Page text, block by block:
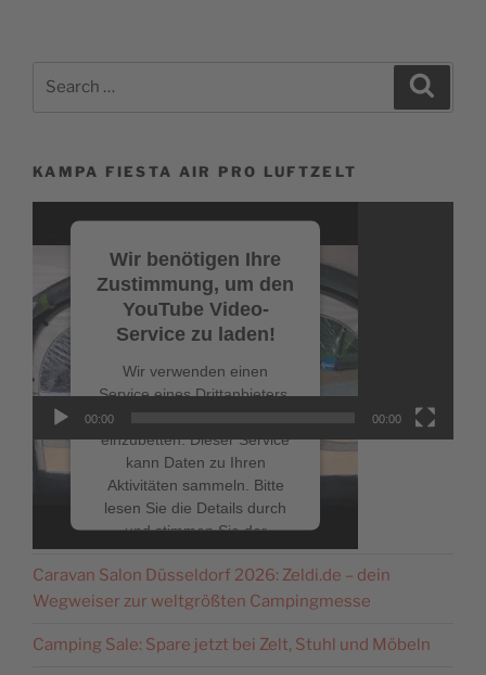
KAMPA FIESTA AIR PRO LUFTZELT
Wir benötigen Ihre
Zustimmung, um den
YouTube Video-
Service zu laden!
Wir verwenden einen
Service eines Drittanbieters,
einzubetten. Dieser Service
kann Daten zu Ihren
Aktivitäten sammeln. Bitte
lesen Sie die Details durch
und stimmen Sie der
Nutzung des Service zu, um
dieses Video anzusehen.
Mehr Informationen
00:00 00:00
NEUESTE BEITRÄGE
Caravan Salon Düsseldorf 2026: Zeldi.de – dein
Wegweiser zur weltgrößten Campingmesse
Camping Sale: Spare jetzt bei Zelt, Stuhl und Möbeln